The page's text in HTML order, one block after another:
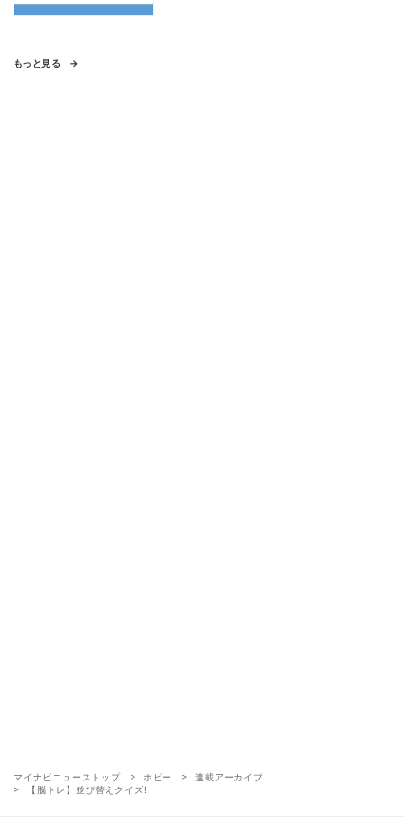
もっと見る
マイナビニューストップ ホビー
連載アーカイブ
【脳トレ】並び替えクイズ!